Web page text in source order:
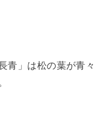
青」は松の葉が青々